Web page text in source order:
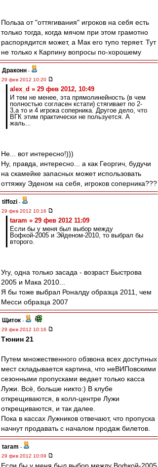
Польза от "оттягивания" игроков на себя есть
только тогда, когда мячом при этом грамотно
распорядится может, а Мак его тупо теряет. Тут
не только к Карпину вопросы по-хорошему
Драконн -
29 фев 2012 10:20
alex_d » 29 фев 2012, 10:49
И тем не менее, эта прямолинейность (в чем
полностью согласен кстати) стягивает по 2-
3,а то и 4 игрока соперника. Другое дело, что
ВГК этим практически не пользуется. А
жаль...
Не... вот интересно!)))
Ну, правда, интересно... а как Георгич, будучи
на скамейке запасных может использовать
оттяжку Эденом на себя, игроков соперника???
tiffozi -
29 фев 2012 10:16
taram » 29 фев 2012 11:09
Если бы у меня был выбор между
Вофкой-2005 и Эйденом-2010, то выбрал бы
второго.
Угу, одна только засада - возраст Быстрова
2005 и Мака 2010...
Я бы тоже выбрал Роналду образца 2011, чем
Месси образца 2007
Щиток -
29 фев 2012 10:16
Тюнин 21
Путем множественного обзвона всех доступных
мест складывается картина, что неВИПовскими
сезонными пропусками ведает только касса
Лужи. Всё, больше никто:) В клубе
открещиваются, в колл-центре Лужи
открещиваются, и так далее.
Пока в кассах Лужников отвечают, что пропуска
начнут продавать с началом продаж билетов.
taram -
29 фев 2012 10:09